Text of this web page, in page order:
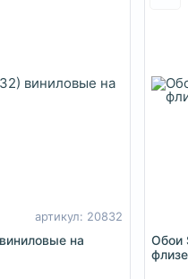
артикул: 20832
на
Обои